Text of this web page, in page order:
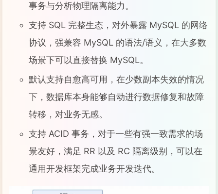
事务与分析物理隔离能力。
支持 SQL 完整生态，对外暴露 MySQL 的网络
协议，强兼容 MySQL 的语法/语义，在大多数
场景下可以直接替换 MySQL。
默认支持自愈高可用，在少数副本失效的情况
下，数据库本身能够自动进行数据修复和故障
转移，对业务无感。
支持 ACID 事务，对于一些有强一致需求的场
景友好，满足 RR 以及 RC 隔离级别，可以在
通用开发框架完成业务开发迭代。